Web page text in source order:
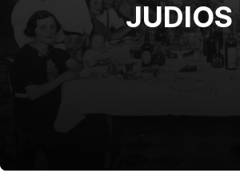
JUDIOS